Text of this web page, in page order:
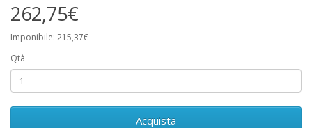
262,75€
Imponibile: 215,37€
Qtà
Acquista